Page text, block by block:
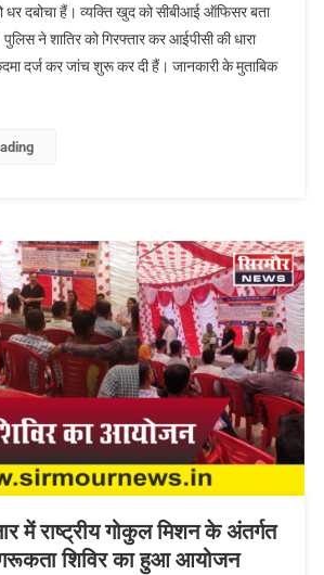
दबोचा हैं। व्यक्ति खुद को सीबीआई ऑफिसर बता
ने शातिर को गिरफ्तार कर आईपीसी की धारा
दर्ज कर जांच शुरू कर दी हैं। जानकारी के मुताबिक
में राष्ट्रीय गोकुल मिशन के अंतर्गत
शिविर का हुआ आयोजन